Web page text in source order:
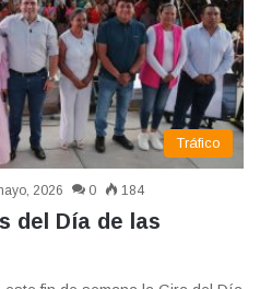
Tráfico
2026 0 184
del Día de las